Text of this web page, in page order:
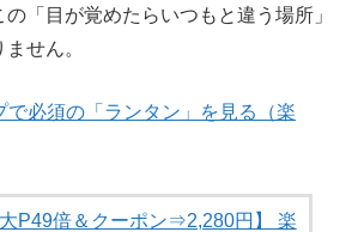
「目が覚めたらいつもと違う場所」
せん。
で必須の「ランタン」を見る（楽
大P49倍＆クーポン⇒2,280円】 楽